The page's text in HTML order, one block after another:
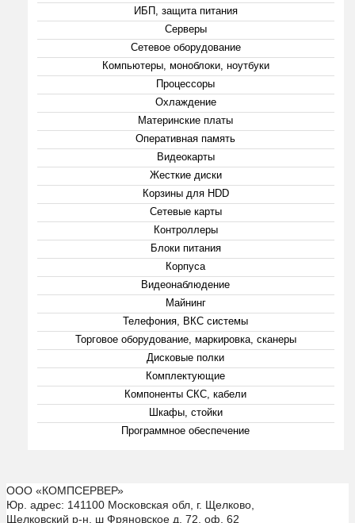
ИБП, защита питания
Серверы
Сетевое оборудование
Компьютеры, моноблоки, ноутбуки
Процессоры
Охлаждение
Материнские платы
Оперативная память
Видеокарты
Жесткие диски
Корзины для HDD
Сетевые карты
Контроллеры
Блоки питания
Корпуса
Видеонаблюдение
Майнинг
Телефония, ВКС системы
Торговое оборудование, маркировка, сканеры
Дисковые полки
Комплектующие
Компоненты СКС, кабели
Шкафы, стойки
Программное обеспечение
ООО «КОМПСЕРВЕР»
Юр. адрес: 141100 Московская обл, г. Щелково,
Щелковский р-н. ш Фряновское д. 72, оф. 62